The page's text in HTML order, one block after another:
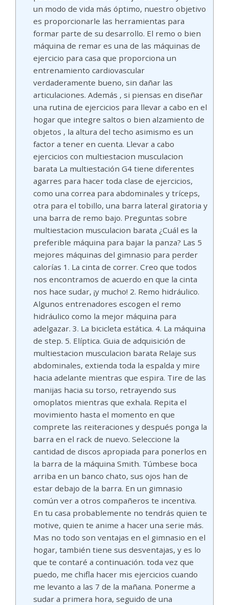
un modo de vida más óptimo, nuestro objetivo
es proporcionarle las herramientas para
formar parte de su desarrollo. El remo o bien
máquina de remar es una de las máquinas de
ejercicio para casa que proporciona un
entrenamiento cardiovascular
verdaderamente bueno, sin dañar las
articulaciones. Además , si piensas en diseñar
una rutina de ejercicios para llevar a cabo en el
hogar que integre saltos o bien alzamiento de
objetos , la altura del techo asimismo es un
factor a tener en cuenta. Llevar a cabo
ejercicios con multiestacion musculacion
barata La multiestación G4 tiene diferentes
agarres para hacer toda clase de ejercicios,
como una correa para abdominales y tríceps,
otra para el tobillo, una barra lateral giratoria y
una barra de remo bajo. Preguntas sobre
multiestacion musculacion barata ¿Cuál es la
preferible máquina para bajar la panza? Las 5
mejores máquinas del gimnasio para perder
calorías 1. La cinta de correr. Creo que todos
nos encontramos de acuerdo en que la cinta
nos hace sudar, ¡y mucho! 2. Remo hidráulico.
Algunos entrenadores escogen el remo
hidráulico como la mejor máquina para
adelgazar. 3. La bicicleta estática. 4. La máquina
de step. 5. Elíptica. Guia de adquisición de
multiestacion musculacion barata Relaje sus
abdominales, extienda toda la espalda y mire
hacia adelante mientras que espira. Tire de las
manijas hacia su torso, retrayendo sus
omoplatos mientras que exhala. Repita el
movimiento hasta el momento en que
comprete las reiteraciones y después ponga la
barra en el rack de nuevo. Seleccione la
cantidad de discos apropiada para ponerlos en
la barra de la máquina Smith. Túmbese boca
arriba en un banco chato, sus ojos han de
estar debajo de la barra. En un gimnasio
común ver a otros compañeros te incentiva.
En tu casa probablemente no tendrás quien te
motive, quien te anime a hacer una serie más.
Mas no todo son ventajas en el gimnasio en el
hogar, también tiene sus desventajas, y es lo
que te contaré a continuación. toda vez que
puedo, me chifla hacer mis ejercicios cuando
me levanto a las 7 de la mañana. Ponerme a
sudar a primera hora, seguido de una